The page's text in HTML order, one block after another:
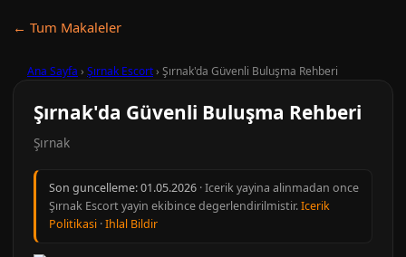
← Tum Makaleler
Ana Sayfa › Şırnak Escort› Şırnak'da Güvenli Buluşma Rehberi
Şırnak'da Güvenli Buluşma Rehberi
Şırnak
Son guncelleme:01.05.2026 · Icerik yayina alinmadan once
Şırnak Escort yayin ekibince degerlendirilmistir.Icerik
Politikasi ·Ihlal Bildir